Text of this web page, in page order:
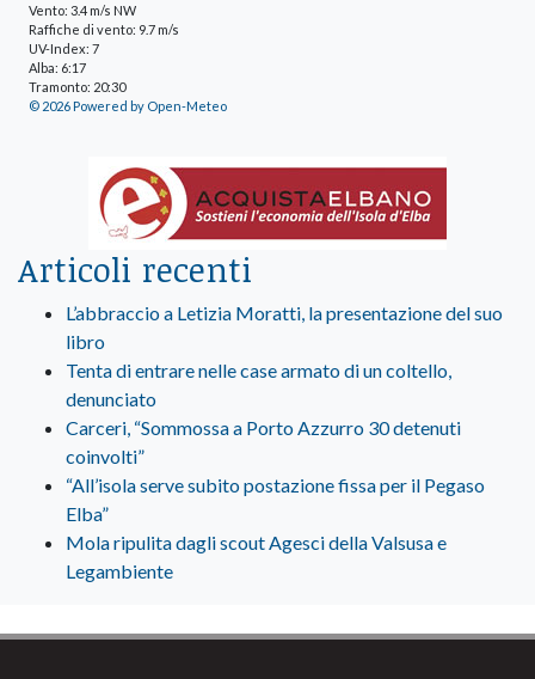
Vento: 3.4 m/s NW
Raffiche di vento: 9.7 m/s
UV-Index: 7
Alba: 6:17
Tramonto: 20:30
© 2026 Powered by Open-Meteo
Articoli recenti
L’abbraccio a Letizia Moratti, la presentazione del suo
libro
Tenta di entrare nelle case armato di un coltello,
denunciato
Carceri, “Sommossa a Porto Azzurro 30 detenuti
coinvolti”
“All’isola serve subito postazione fissa per il Pegaso
Elba”
Mola ripulita dagli scout Agesci della Valsusa e
Legambiente